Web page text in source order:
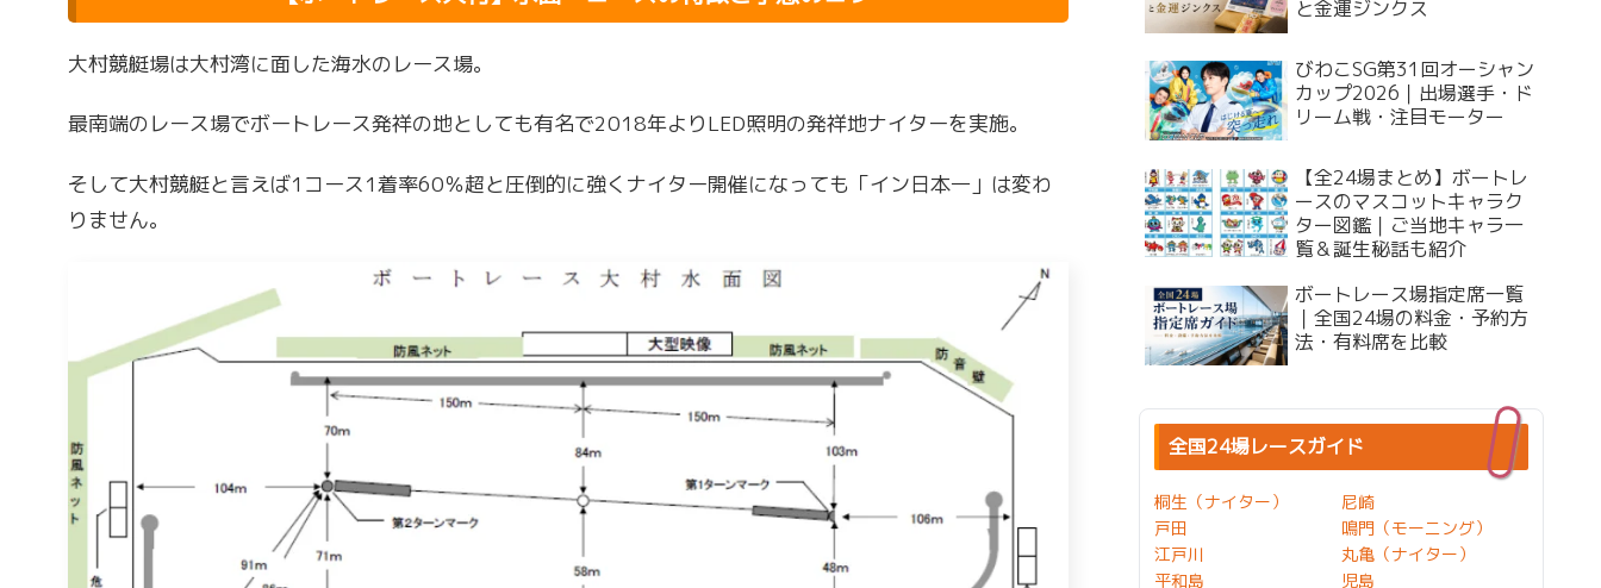
大村競艇場は大村湾に面した海水のレース場。
最南端のレース場でボートレース発祥の地としても有名で2018年よりLED照明の発祥地ナイターを実施。
そして大村競艇と言えば1コース1着率60％超と圧倒的に強くナイター開催になっても「イン日本一」は変わ
りません。
と金運ジンクス
びわこSG第31回オーシャン
カップ2026｜出場選手・ド
リーム戦・注目モーター
【全24場まとめ】ボートレ
ースのマスコットキャラク
ター図鑑｜ご当地キャラ一
覧＆誕生秘話も紹介
ボートレース場指定席一覧
｜全国24場の料金・予約方
法・有料席を比較
全国24場レースガイド
桐生（ナイター）
戸田
江戸川
平和島
尼崎
鳴門（モーニング）
丸亀（ナイター）
児島